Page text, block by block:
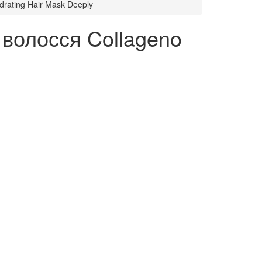
Hair Mask Deeply
Collageno